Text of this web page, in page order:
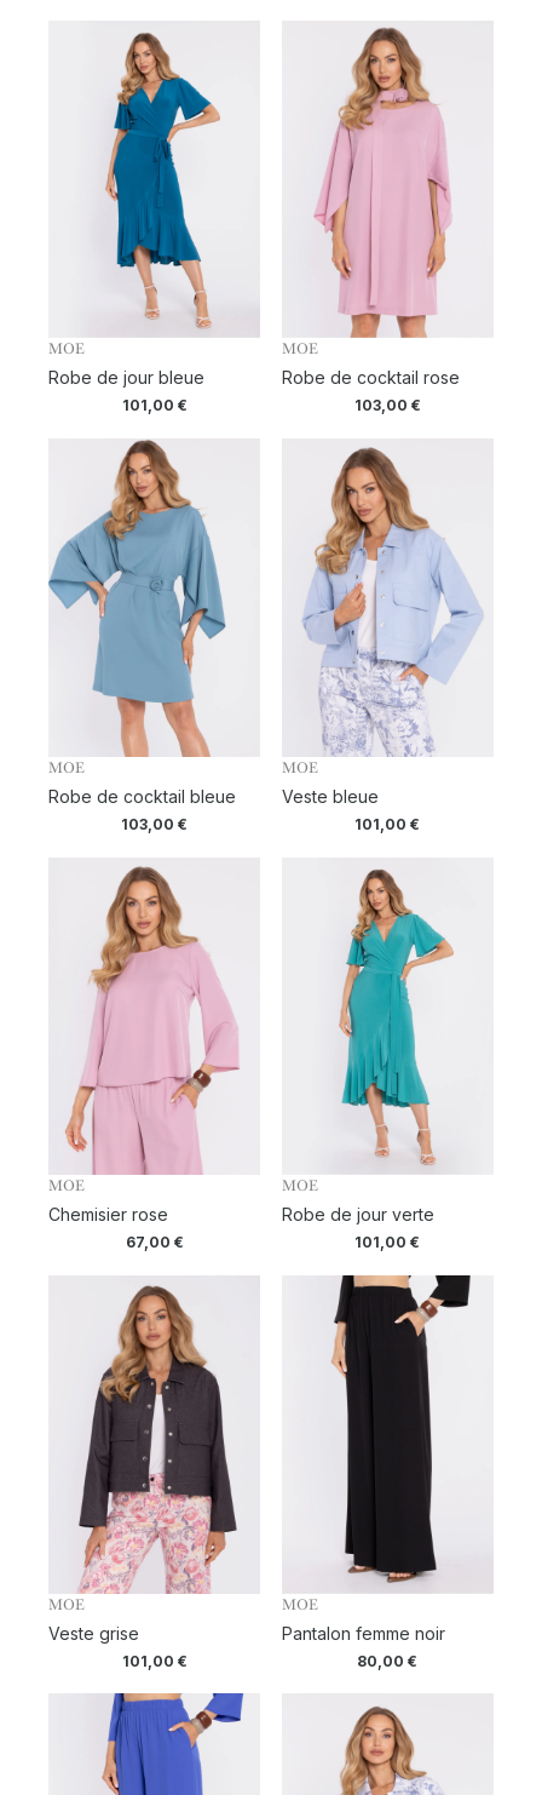
MOE
Robe de jour bleue
101,00 €
MOE
Robe de cocktail rose
103,00 €
MOE
Robe de cocktail bleue
103,00€
MOE
Veste bleue
101,00€
MOE
Chemisier rose
67,00 €
MOE
Robe de jour verte
101,00€
MOE
Veste grise
101,00 €
MOE
Pantalon femme noir
80,00€